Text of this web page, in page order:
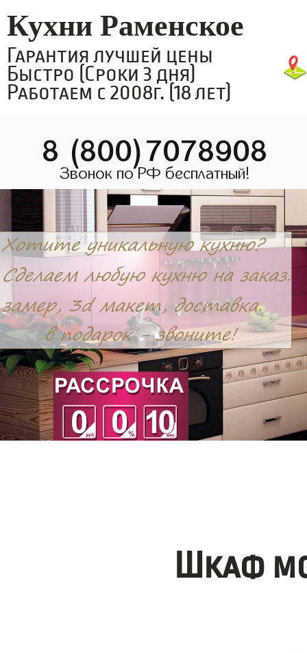
Кухни Раменское
Гарантия лучшей цены
Быстро (Сроки 3 дня)
Работаем с 2008г. (18 лет)
8 (800)7078908
Звонок по РФ бесплатный!
Шкаф